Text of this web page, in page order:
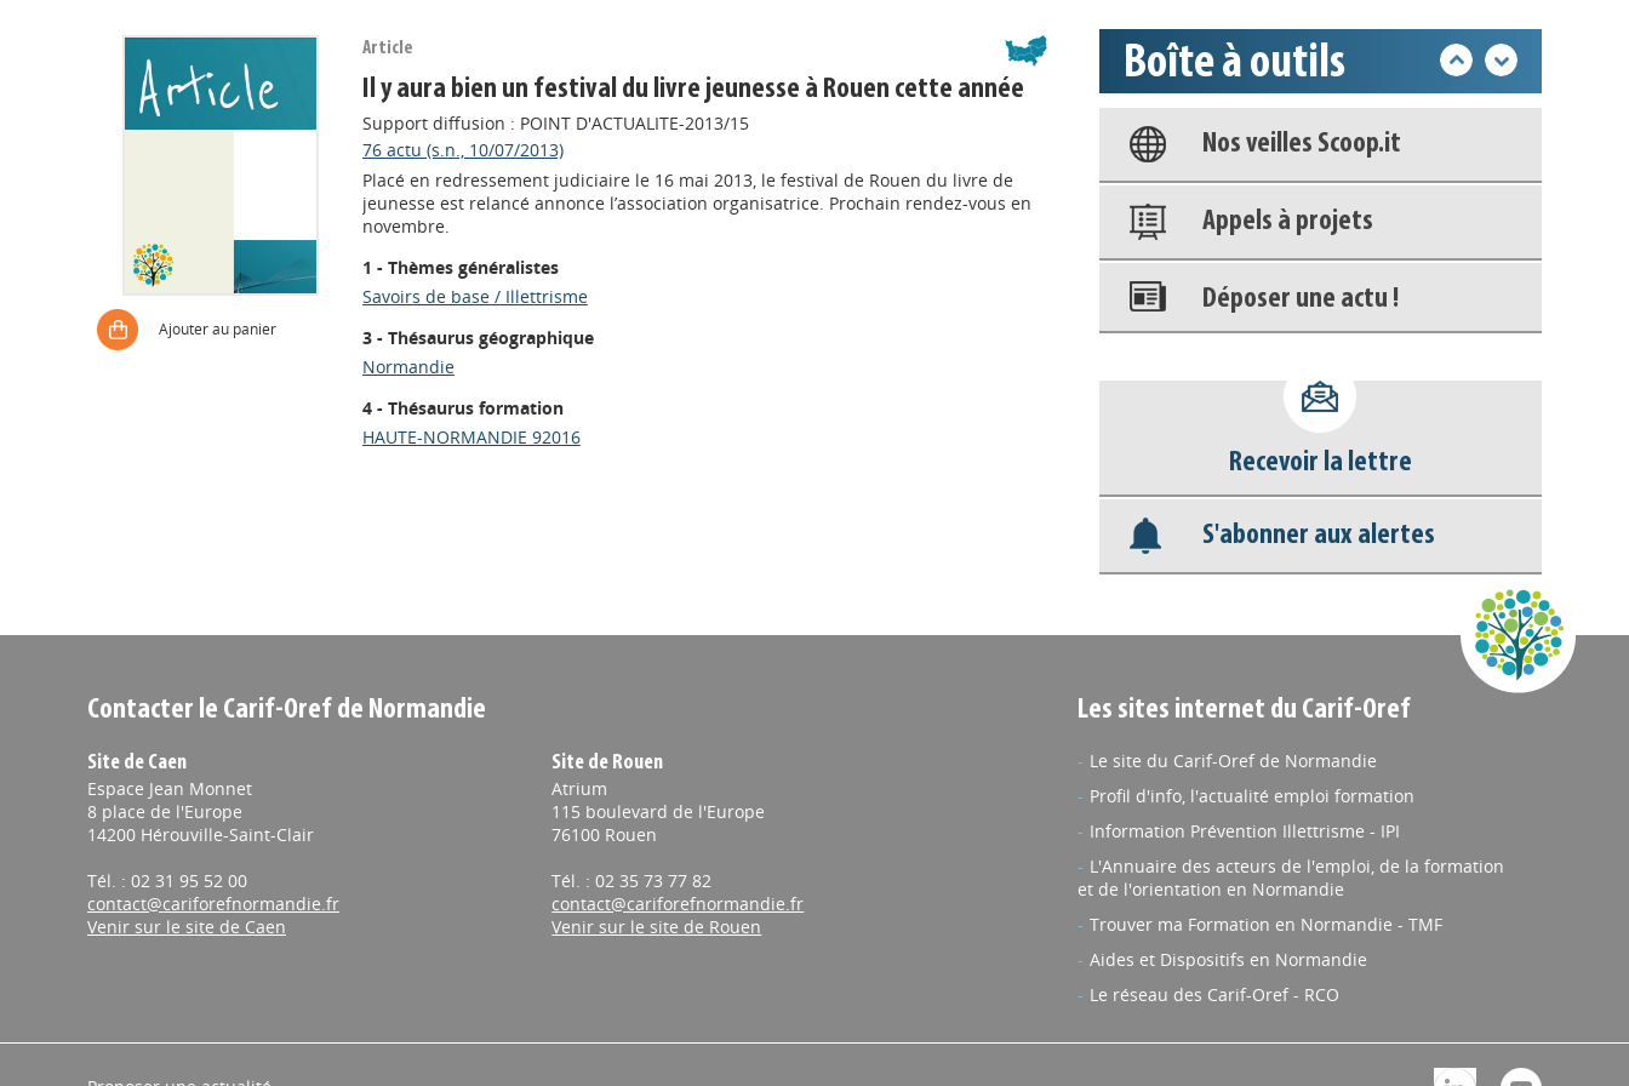
Ajouter au panier
Article
Il y aura bien un festival du livre jeunesse à Rouen cette année
Support diffusion : POINT D'ACTUALITE-2013/15
76 actu (s.n., 10/07/2013)
Placé en redressement judiciaire le 16 mai 2013, le festival de Rouen du livre de
jeunesse est relancé annonce l’association organisatrice. Prochain rendez-vous en
novembre.
1 - Thèmes généralistes
Savoirs de base / Illettrisme
3 - Thésaurus géographique
Normandie
4 - Thésaurus formation
HAUTE-NORMANDIE 92016
Boîte à outils
Base documentaire
Nos veilles Scoop.it
Appels à projets
Déposer une actu !
déconnecter)
Base documentaire
Nos veilles Scoop.it
Recevoir la lettre
S'abonner aux alertes
Contacter le Carif-Oref de Normandie
Site de Caen
Espace Jean Monnet
8 place de l'Europe
14200 Hérouville-Saint-Clair
Tél. : 02 31 95 52 00
contact@cariforefnormandie.fr
Venir sur le site de Caen
Site de Rouen
Atrium
115 boulevard de l'Europe
76100 Rouen
Tél. : 02 35 73 77 82
contact@cariforefnormandie.fr
Venir sur le site de Rouen
Les sites internet du Carif-Oref
Le site du Carif-Oref de Normandie
Profil d'info, l'actualité emploi formation
Information Prévention Illettrisme - IPI
L'Annuaire des acteurs de l'emploi, de la formation
et de l'orientation en Normandie
Trouver ma Formation en Normandie - TMF
Aides et Dispositifs en Normandie
Le réseau des Carif-Oref - RCO